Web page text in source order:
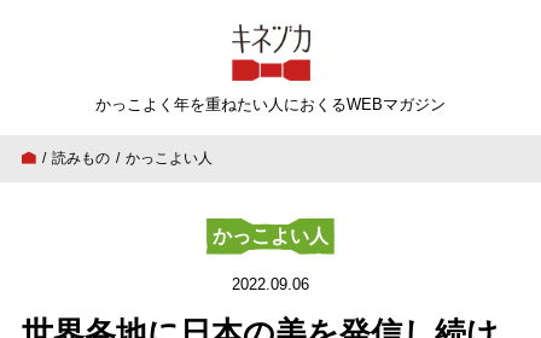
キネヅカ
かっこよく年を重ねたい人 におくるWEBマガジン
読みもの かっこよい人
かっこよい人
2022.09.06